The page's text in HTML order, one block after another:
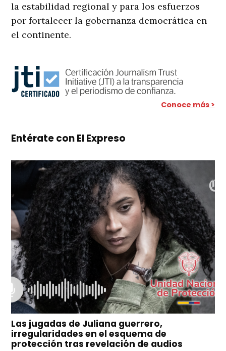
la estabilidad regional y para los esfuerzos
por fortalecer la gobernanza democrática en
el continente.
Conoce más >
Entérate con El Expreso
Las jugadas de Juliana guerrero,
irregularidades en el esquema de
protección tras revelación de audios